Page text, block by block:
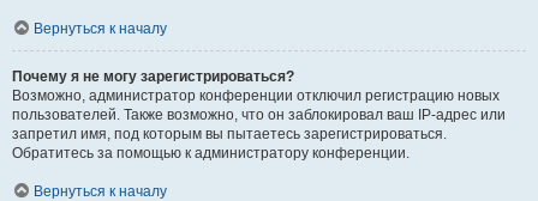
Вернуться к началу
Почему я не могу зарегистрироваться?
Возможно, администратор конференции отключил регистрацию новых
пользователей. Также возможно, что он заблокировал ваш IP-адрес или
запретил имя, под которым вы пытаетесь зарегистрироваться.
Обратитесь за помощью к администратору конференции.
Вернуться к началу